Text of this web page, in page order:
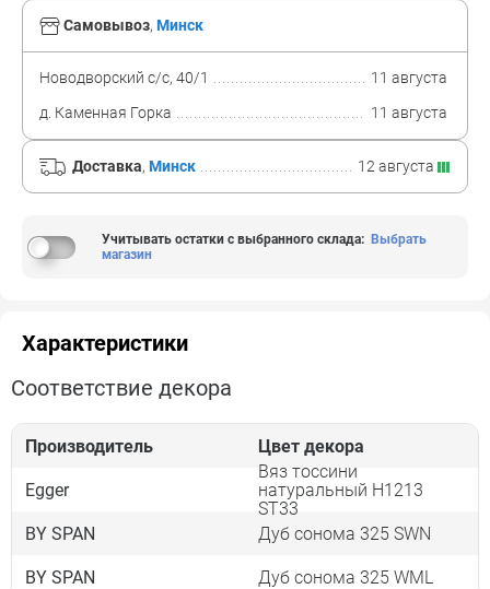
Самовывоз, Минск
Новодворский с/с, 40/1
11 августа
д. Каменная Горка
11 августа
Доставка, Минск 12 августа
Учитывать остатки с выбранного склада: Выбрать
магазин
Характеристики
Соответствие декора
Производитель Цвет декора
Egger
Вяз тоссини
натуральный H1213
ST33
BY SPAN
Дуб сонома 325 SWN
BY SPAN Дуб сонома 325 WML